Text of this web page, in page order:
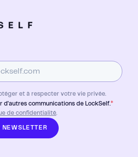
et à respecter votre vie privée.
d'autres communications de LockSelf.*
de confidentialité
NEWSLETTER